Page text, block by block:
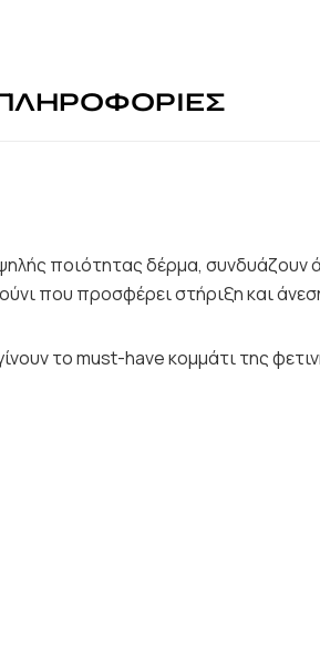
ποιότητας δέρμα, συνδυάζουν
που προσφέρει στήριξη και
το must-have κομμάτι της